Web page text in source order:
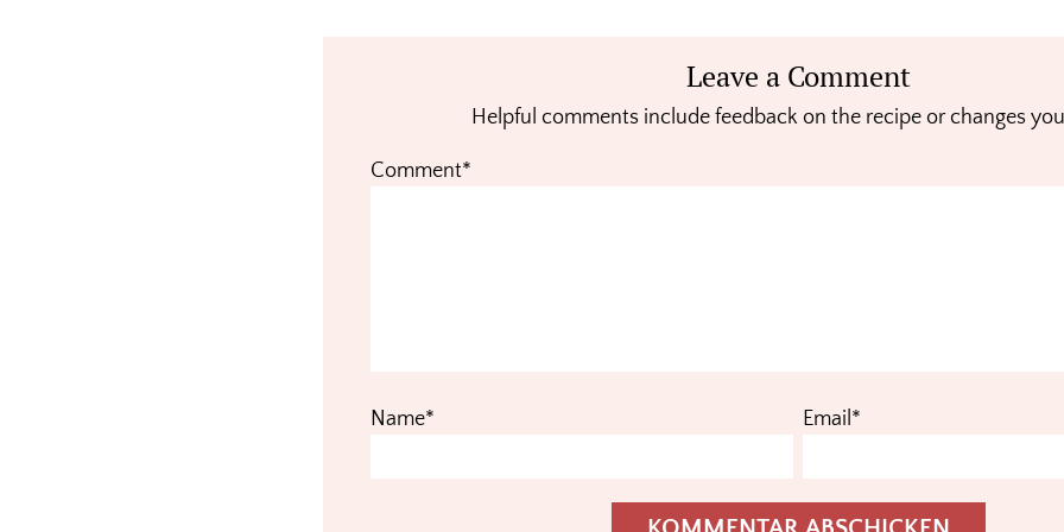
Leave a Comment
Helpful comments include feedback on the recipe or changes
Comment*
Name* Email*